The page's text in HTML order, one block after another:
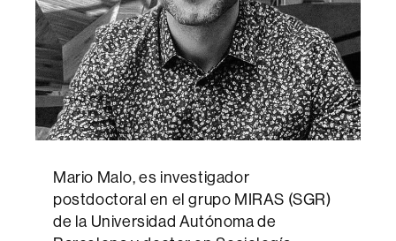
Mario Malo, es investigador
postdoctoral en el grupo MIRAS (SGR)
de la Universidad Autónoma de